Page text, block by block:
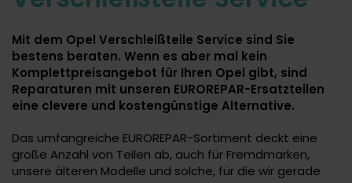
Mit dem Opel Verschleißteile Service sind Sie
bestens beraten. Wenn es aber mal kein
Komplettpreisangebot für Ihren Opel gibt, sind
Reparaturen mit unseren EUROREPAR-Ersatzteilen
eine clevere und kostengünstige Alternative.
Das umfangreiche EUROREPAR-Sortiment deckt eine
große Anzahl von Teilen ab, auch für Fremdmarken,
unsere älteren Modelle und solche, für die wir gerade